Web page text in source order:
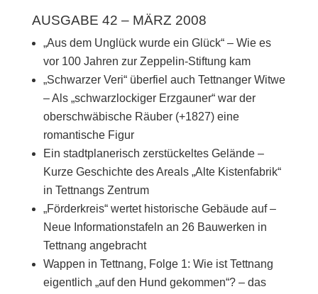
AUSGABE 42 – MÄRZ 2008
„Aus dem Unglück wurde ein Glück“ – Wie es
vor 100 Jahren zur Zeppelin-Stiftung kam
„Schwarzer Veri“ überfiel auch Tettnanger Witwe
– Als „schwarzlockiger Erzgauner“ war der
oberschwäbische Räuber (+1827) eine
romantische Figur
Ein stadtplanerisch zerstückeltes Gelände –
Kurze Geschichte des Areals „Alte Kistenfabrik“
in Tettnangs Zentrum
„Förderkreis“ wertet historische Gebäude auf –
Neue Informationstafeln an 26 Bauwerken in
Tettnang angebracht
Wappen in Tettnang, Folge 1: Wie ist Tettnang
eigentlich „auf den Hund gekommen“? – das